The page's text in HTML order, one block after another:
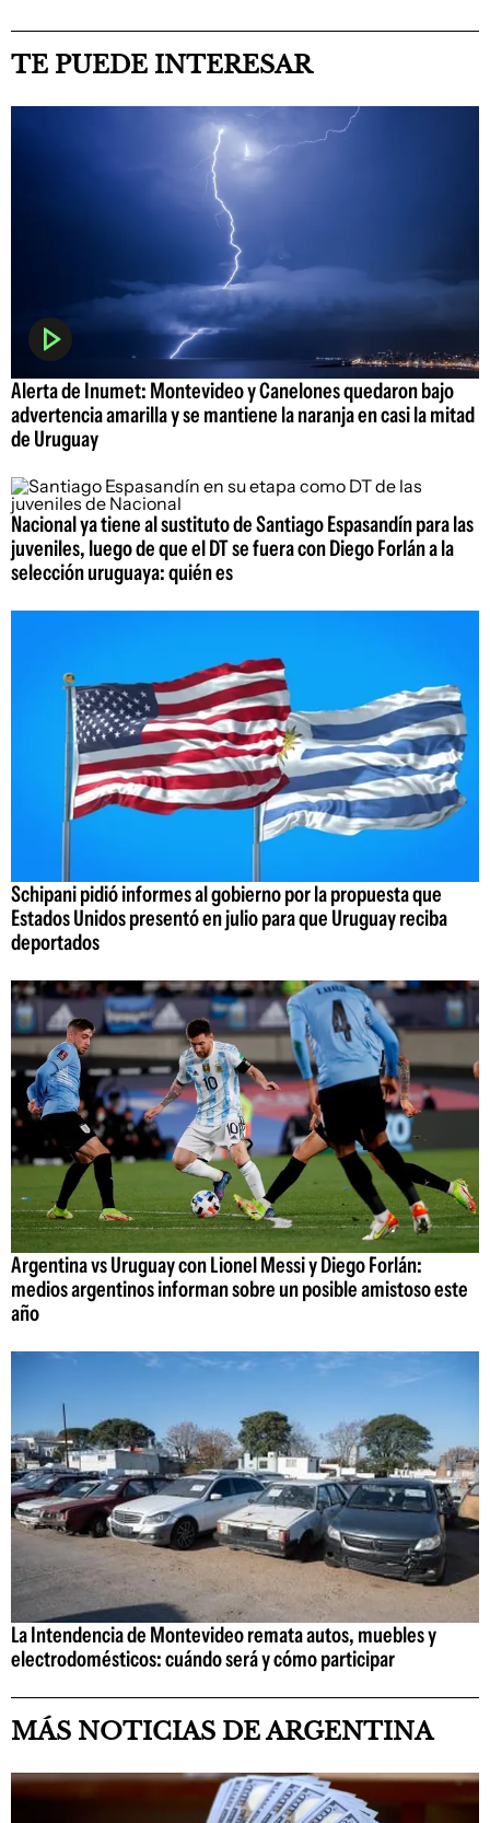
TE PUEDE INTERESAR
Alerta de Inumet: Montevideo y Canelones quedaron bajo
advertencia amarilla y se mantiene la naranja en casi la mitad
de Uruguay
Nacional ya tiene al sustituto de Santiago Espasandín para las
juveniles, luego de que el DT se fuera con Diego Forlán a la
selección uruguaya: quién es
Schipani pidió informes al gobierno por la propuesta que
Estados Unidos presentó en julio para que Uruguay reciba
deportados
Argentina vs Uruguay con Lionel Messi y Diego Forlán:
medios argentinos informan sobre un posible amistoso este
año
La Intendencia de Montevideo remata autos, muebles y
electrodomésticos: cuándo será y cómo participar
MÁS NOTICIAS DE ARGENTINA